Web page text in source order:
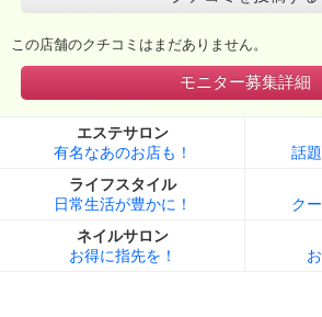
この店舗のクチコミはまだありません。
モニター募集詳細
エステサロン
有名なあのお店も！
話
ライフスタイル
日常生活が豊かに！
ク
ネイルサロン
お得に指先を！